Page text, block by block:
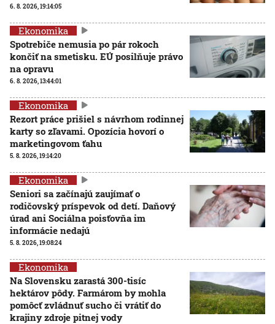
6. 8. 2026, 19:14:05
Ekonomika
Spotrebiče nemusia po pár rokoch
končiť na smetisku. EÚ posilňuje právo
na opravu
6. 8. 2026, 13:44:01
Ekonomika
Rezort práce prišiel s návrhom rodinnej
karty so zľavami. Opozícia hovorí o
marketingovom ťahu
5. 8. 2026, 19:14:20
Ekonomika
Seniori sa začínajú zaujímať o
rodičovský príspevok od detí. Daňový
úrad ani Sociálna poisťovňa im
informácie nedajú
5. 8. 2026, 19:08:24
Ekonomika
Na Slovensku zarastá 300-tisíc
hektárov pôdy. Farmárom by mohla
pomôcť zvládnuť sucho či vrátiť do
krajiny zdroje pitnej vody